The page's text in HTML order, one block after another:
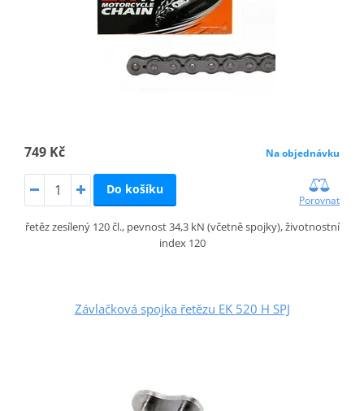
749 Kč Na objednávku
Do košíku
Porovnat
řetěz zesílený 120 čl., pevnost 34,3 kN (včetně spojky), životnostní
index 120
Závlačková spojka řetězu EK 520 H SPJ